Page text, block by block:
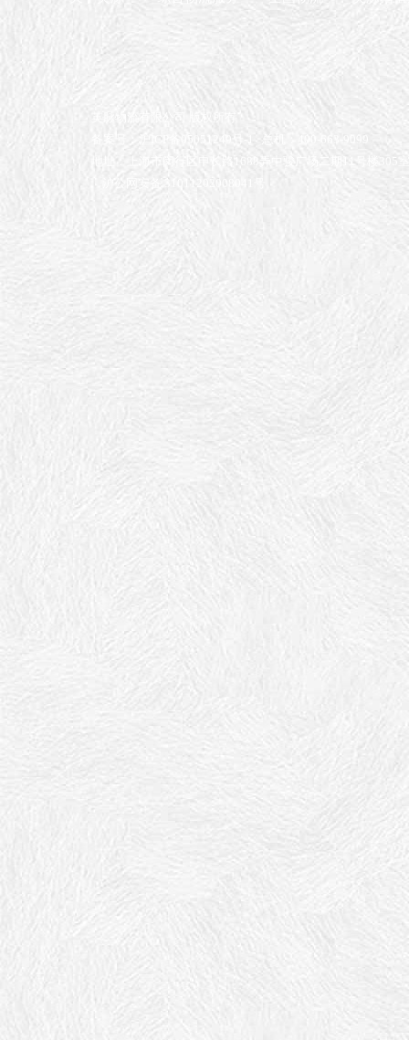
英脉物流有限公司 版权所有
备案号：沪ICP备05051249号-1
总机：400-663-9099
地址：上海市闵行区申长路1688弄中骏广场二期11号楼305室
沪公网安备 31011202008041号